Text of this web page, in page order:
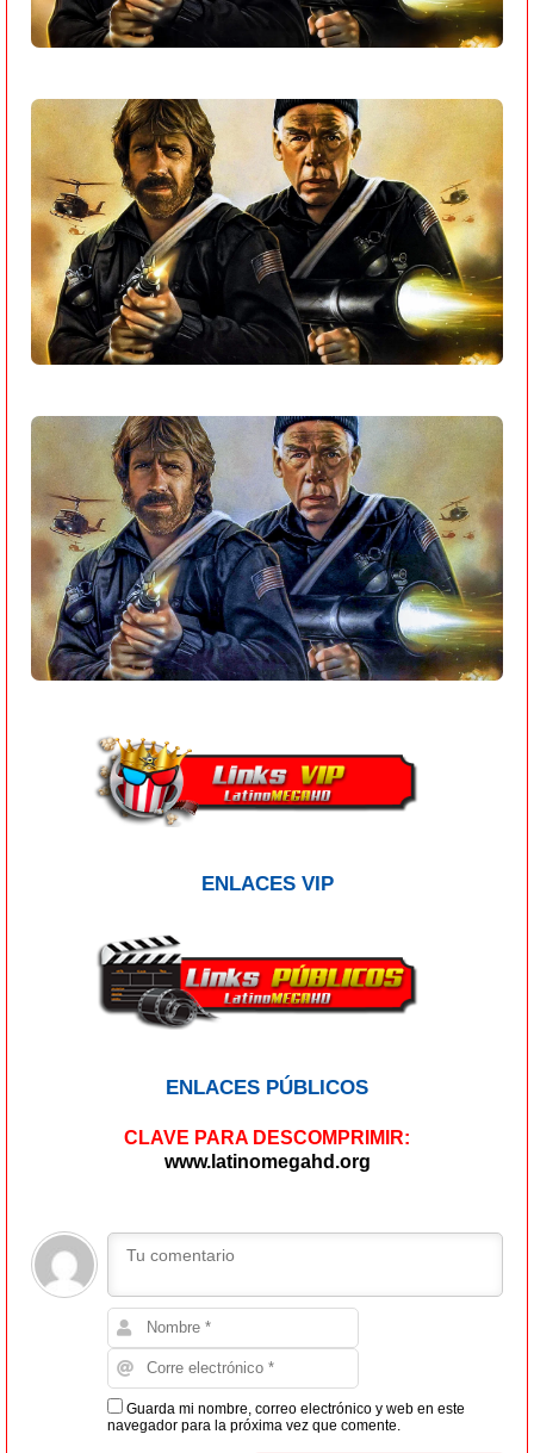
ENLACES VIP
ENLACES PÚBLICOS
CLAVE PARA DESCOMPRIMIR:
www.latinomegahd.org
Guarda mi nombre, correo electrónico y web en este
navegador para la próxima vez que comente.